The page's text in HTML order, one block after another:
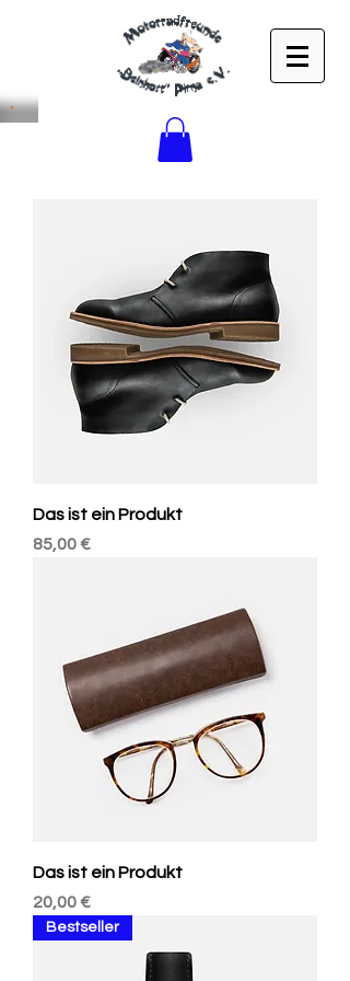
Das ist ein Produkt
Preis
85,00 €
Das ist ein Produkt
Preis
20,00 €
Bestseller